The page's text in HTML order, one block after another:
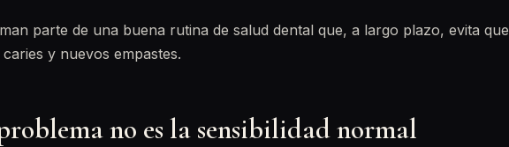
parte de una buena rutina de salud dental que, a largo plazo, evita que
y nuevos empastes.
no es la sensibilidad normal